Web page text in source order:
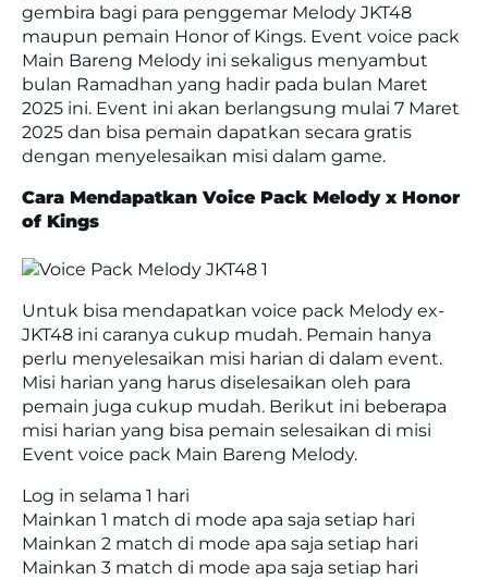
gembira bagi para penggemar Melody JKT48
maupun pemain Honor of Kings. Event voice pack
Main Bareng Melody ini sekaligus menyambut
bulan Ramadhan yang hadir pada bulan Maret
2025 ini. Event ini akan berlangsung mulai 7 Maret
2025 dan bisa pemain dapatkan secara gratis
dengan menyelesaikan misi dalam game.
Cara Mendapatkan Voice Pack Melody x Honor
of Kings
Untuk bisa mendapatkan voice pack Melody ex-
JKT48 ini caranya cukup mudah. Pemain hanya
perlu menyelesaikan misi harian di dalam event.
Misi harian yang harus diselesaikan oleh para
pemain juga cukup mudah. Berikut ini beberapa
misi harian yang bisa pemain selesaikan di misi
Event voice pack Main Bareng Melody.
Log in selama 1 hari
Mainkan 1 match di mode apa saja setiap hari
Mainkan 2 match di mode apa saja setiap hari
Mainkan 3 match di mode apa saja setiap hari